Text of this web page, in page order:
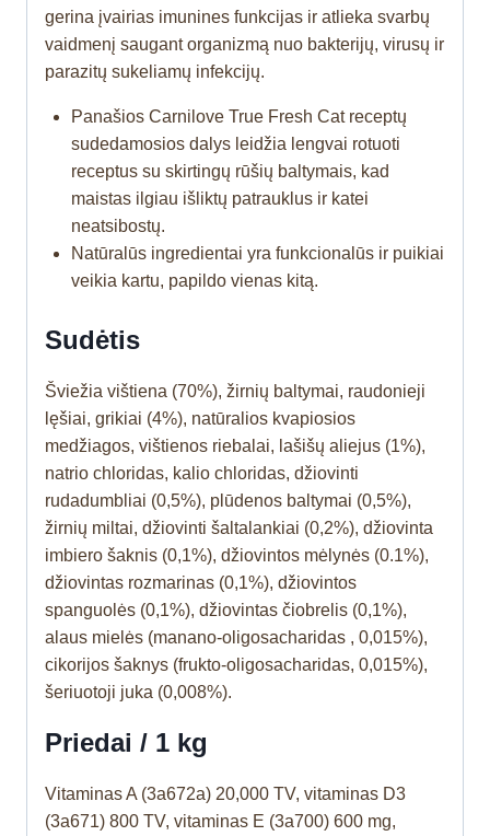
gerina įvairias imunines funkcijas ir atlieka svarbų
vaidmenį saugant organizmą nuo bakterijų, virusų ir
parazitų sukeliamų infekcijų.
Panašios Carnilove True Fresh Cat receptų
sudedamosios dalys leidžia lengvai rotuoti
receptus su skirtingų rūšių baltymais, kad
maistas ilgiau išliktų patrauklus ir katei
neatsibostų.
Natūralūs ingredientai yra funkcionalūs ir puikiai
veikia kartu, papildo vienas kitą.
Sudėtis
Šviežia vištiena (70%), žirnių baltymai, raudonieji
lęšiai, grikiai (4%), natūralios kvapiosios
medžiagos, vištienos riebalai, lašišų aliejus (1%),
natrio chloridas, kalio chloridas, džiovinti
rudadumbliai (0,5%), plūdenos baltymai (0,5%),
žirnių miltai, džiovinti šaltalankiai (0,2%), džiovinta
imbiero šaknis (0,1%), džiovintos mėlynės (0.1%),
džiovintas rozmarinas (0,1%), džiovintos
spanguolės (0,1%), džiovintas čiobrelis (0,1%),
alaus mielės (manano-oligosacharidas , 0,015%),
cikorijos šaknys (frukto-oligosacharidas, 0,015%),
šeriuotoji juka (0,008%).
Priedai / 1 kg
Vitaminas A (3a672a) 20,000 TV, vitaminas D3
(3a671) 800 TV, vitaminas E (3a700) 600 mg,